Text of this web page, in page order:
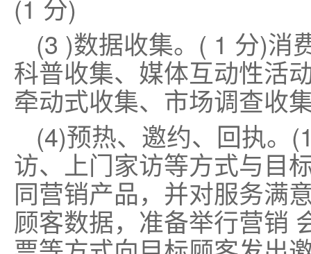
(1 分)
(3 )数据收集。( 1 分)消
科普收集、媒体互动性活
牵动式收集、市场调查收
(4)预热、邀约、回执。
访、上门家访等方式与目
同营销产品，并对服务满
顾客数据，准备举行营销